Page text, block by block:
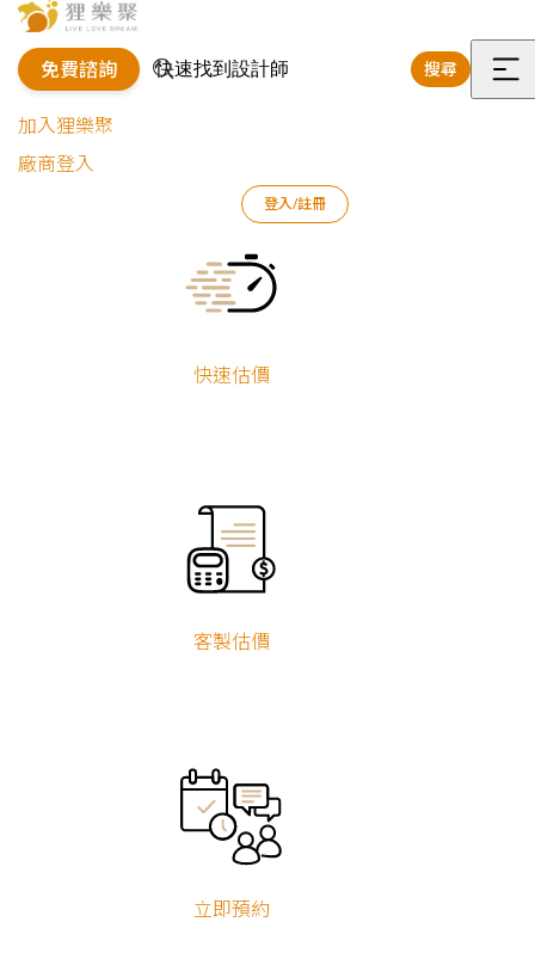
免費諮詢 搜尋
選
加入狸樂聚
廠商登入
登入/註冊
快速估價
客製估價
立即預約
室內設計作品 簡羽涵
淡雅暮色｜現代